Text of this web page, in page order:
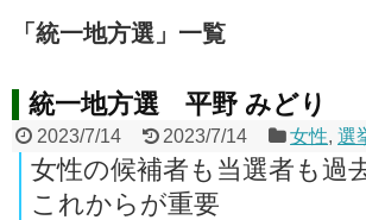
「 統一地方選 」 一覧
統一地方選 平野 みどり
2023/7/14 2023/7/14 女性,選
女性の候補者も当選者も過
これからが重要